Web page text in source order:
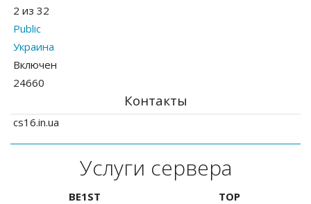
2 из 32
Public
Украина
Включен
24660
Контакты
cs16.in.ua
Услуги сервера
BE1ST
TOP